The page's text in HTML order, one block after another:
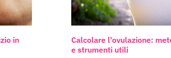
in
Calcolare l'ovulazione:
e strumenti utili